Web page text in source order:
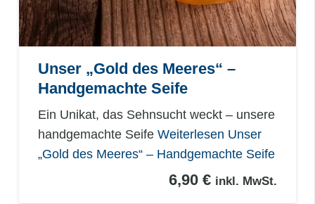
Unser „Gold des Meeres“ –
Handgemachte Seife
Ein Unikat, das Sehnsucht weckt – unsere
handgemachte Seife Weiterlesen Unser
„Gold des Meeres“ – Handgemachte Seife
6,90 € inkl. MwSt.